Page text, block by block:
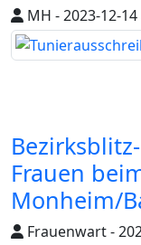
MH -2023-12-
Frauen
Monheim/
Frauenwart-